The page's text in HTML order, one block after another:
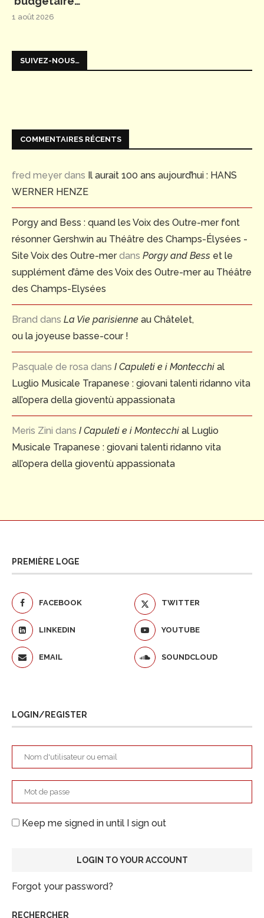
1 août 2026
SUIVEZ-NOUS…
COMMENTAIRES RÉCENTS
fred meyer dans Il aurait 100 ans aujourd’hui : HANS
WERNER HENZE
Porgy and Bess : quand les Voix des Outre-mer font
résonner Gershwin au Théâtre des Champs-Élysées -
Site Voix des Outre-merdans Porgy and Bess et le
supplément d’âme des Voix des Outre-mer au Théâtre
des Champs-Elysées
Brand dans La Vie parisienne au Châtelet,
ou la joyeuse basse-cour !
Pasquale de rosa dans I Capuleti e i Montecchi al
Luglio Musicale Trapanese : giovani talenti ridanno vita
all’opera della gioventù appassionata
Meris Zini dans I Capuleti e i Montecchi al Luglio
Musicale Trapanese : giovani talenti ridanno vita
all’opera della gioventù appassionata
PREMIÈRE LOGE
FACEBOOK TWITTER
LINKEDIN YOUTUBE
EMAIL SOUNDCLOUD
LOGIN/REGISTER
Keep me signed in until I sign out
Forgot your password?
RECHERCHER